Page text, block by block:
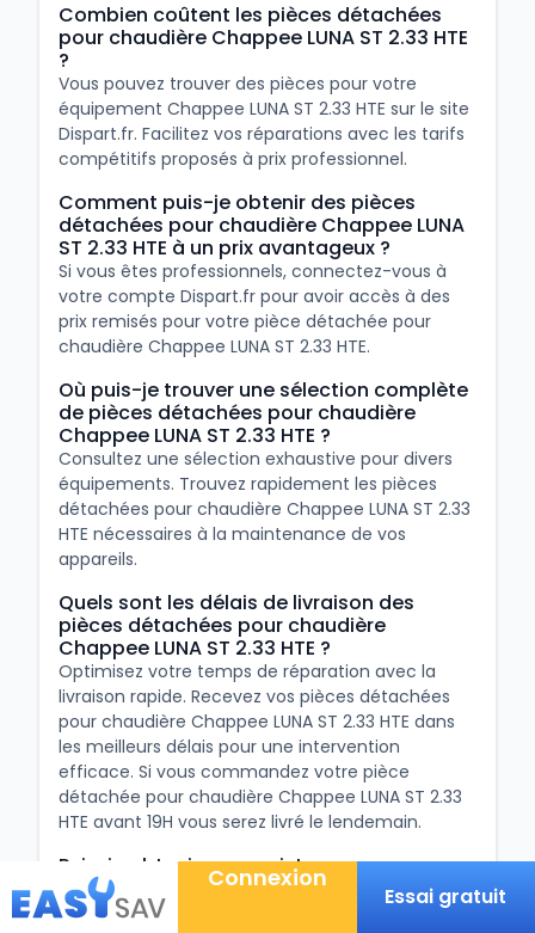
Combien coûtent les pièces détachées
pour chaudière Chappee LUNA ST 2.33 HTE
?
Vous pouvez trouver des pièces pour votre
équipement Chappee LUNA ST 2.33 HTE sur le site
Dispart.fr. Facilitez vos réparations avec les tarifs
compétitifs proposés à prix professionnel.
Comment puis-je obtenir des pièces
détachées pour chaudière Chappee LUNA
ST 2.33 HTE à un prix avantageux ?
Si vous êtes professionnels, connectez-vous à
votre compte Dispart.fr pour avoir accès à des
prix remisés pour votre pièce détachée pour
chaudière Chappee LUNA ST 2.33 HTE.
Où puis-je trouver une sélection complète
de pièces détachées pour chaudière
Chappee LUNA ST 2.33 HTE ?
Consultez une sélection exhaustive pour divers
équipements. Trouvez rapidement les pièces
détachées pour chaudière Chappee LUNA ST 2.33
HTE nécessaires à la maintenance de vos
appareils.
Quels sont les délais de livraison des
pièces détachées pour chaudière
Chappee LUNA ST 2.33 HTE ?
Optimisez votre temps de réparation avec la
livraison rapide. Recevez vos pièces détachées
pour chaudière Chappee LUNA ST 2.33 HTE dans
les meilleurs délais pour une intervention
efficace. Si vous commandez votre pièce
détachée pour chaudière Chappee LUNA ST 2.33
HTE avant 19H vous serez livré le lendemain.
Puis-je obtenir une assistance
personnalisée pour le choix des pièces
détachées pour chaudière Chappee LUNA
Connexion
Essai gratuit